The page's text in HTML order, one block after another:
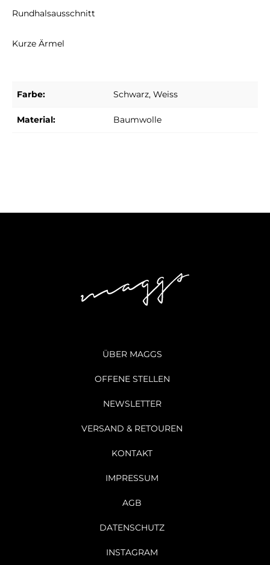
Rundhalsausschnitt
Kurze Ärmel
Farbe: Schwarz, Weiss
Material: Baumwolle
ÜBER MAGGS
OFFENE STELLEN
NEWSLETTER
VERSAND & RETOUREN
KONTAKT
IMPRESSUM
AGB
DATENSCHUTZ
INSTAGRAM